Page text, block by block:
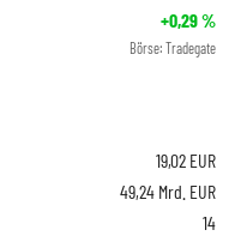
+0,29%
Börse: Tradegate
19,02 EUR
49,24 Mrd. EUR
14